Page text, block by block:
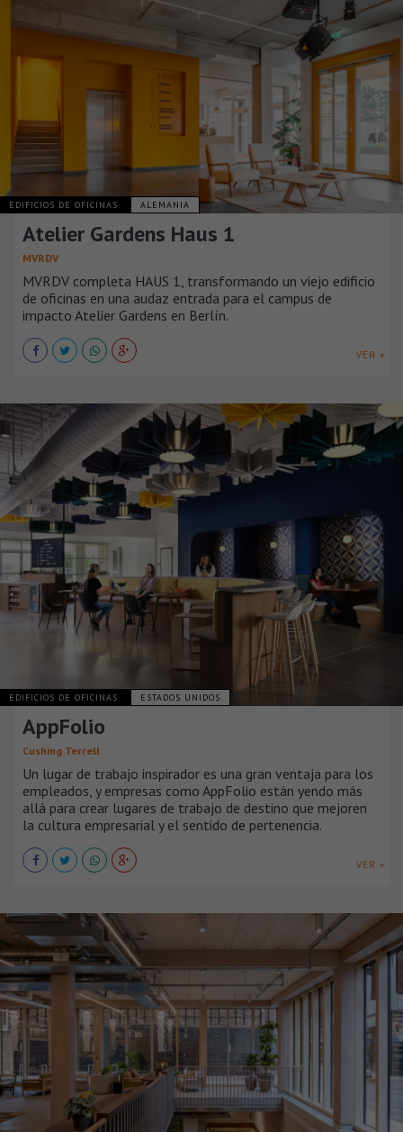
EDIFICIOS DE OFICINAS ALEMANIA
Atelier Gardens Haus 1
MVRDV
MVRDV completa HAUS 1, transformando un viejo edificio
de oficinas en una audaz entrada para el campus de
impacto Atelier Gardens en Berlín.
VER +
EDIFICIOS DE OFICINAS ESTADOS UNIDOS
AppFolio
Cushing Terrell
Un lugar de trabajo inspirador es una gran ventaja para los
empleados, y empresas como AppFolio están yendo más
allá para crear lugares de trabajo de destino que mejoren
la cultura empresarial y el sentido de pertenencia.
VER +